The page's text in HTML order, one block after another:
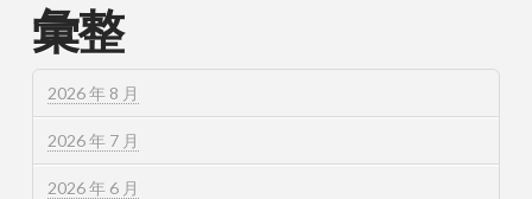
彙整
2026 年 8 月
2026 年 7 月
2026 年 6 月